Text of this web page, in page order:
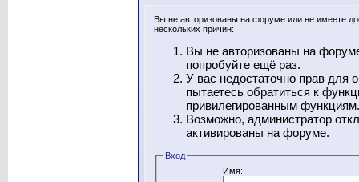
Вы не авторизованы на форуме или не имеете
нескольких причин:
Вы не авторизованы на
попробуйте ещё раз.
У вас недостаточно прав для
пытаетесь обратиться к
привилегированным функциям.
Возможно, администратор
активированы на форуме.
Вход
Имя: